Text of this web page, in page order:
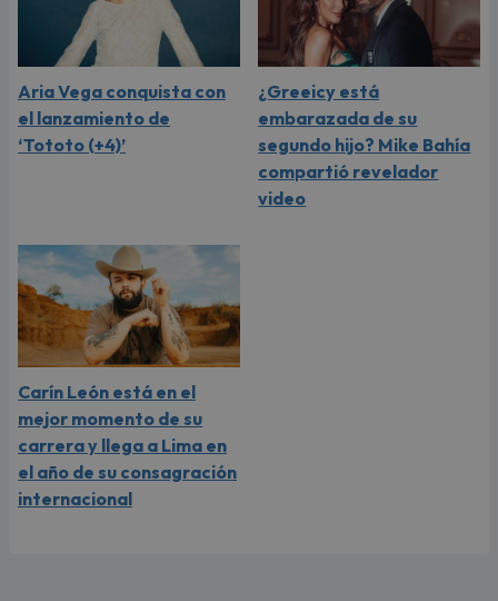
Aria Vega conquista con
el lanzamiento de
‘Tototo (+4)’
¿Greeicy está
embarazada de su
segundo hijo? Mike Bahía
compartió revelador
video
Carín León está en el
mejor momento de su
carrera y llega a Lima en
el año de su consagración
internacional